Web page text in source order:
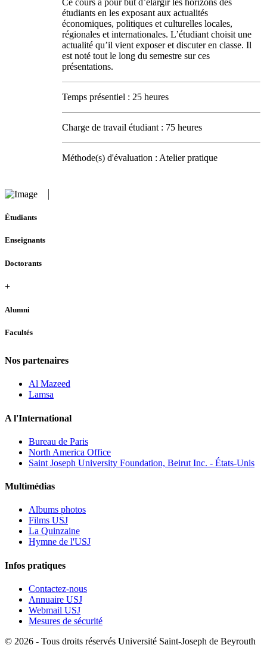
Ce cours a pour but d’élargir les horizons des
étudiants en les exposant aux actualités
économiques, politiques et culturelles locales,
régionales et internationales. L’étudiant choisit une
actualité qu’il vient exposer et discuter en classe. Il
est noté tout le long du semestre sur ces
présentations.
Temps présentiel : 25 heures
Charge de travail étudiant : 75 heures
Méthode(s) d'évaluation : Atelier pratique
Étudiants
Enseignants
Doctorants
+
Alumni
Facultés
Nos partenaires
Al Mazeed
Lamsa
A l'International
Bureau de Paris
North America Office
Saint Joseph University Foundation, Beirut Inc. - États-Unis
Multimédias
Albums photos
Films USJ
La Quinzaine
Hymne de l'USJ
Infos pratiques
Contactez-nous
Annuaire USJ
Webmail USJ
Mesures de sécurité
© 2026 - Tous droits réservés Université Saint-Joseph de Beyrouth